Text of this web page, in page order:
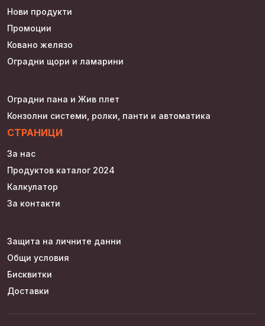
Нови продукти
Промоции
Ковано желязо
Оградни щори и ламарини
Оградни пана и Жив плет
Конзолни системи, ролки, панти и автоматика
СТРАНИЦИ
За нас
Продуктов каталог 2024
Калкулатор
За контакти
Защита на личните данни
Общи условия
Бисквитки
Доставки